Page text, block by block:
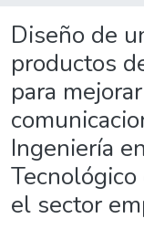
Diseño de
productos
para
Ingeniería
Tecnológico
el sector